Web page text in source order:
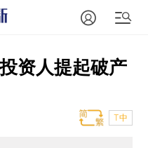
资人提起破产
T中